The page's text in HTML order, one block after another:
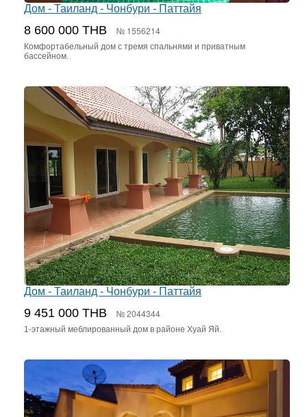
Дом - Таиланд - Чонбури - Паттайя
8 600 000 THB № 1556214
Комфортабельный дом с тремя спальнями и приватным
бассейном.
Дом - Таиланд - Чонбури - Паттайя
9 451 000 THB № 2044344
1-этажный меблированный дом в районе Хуай Яй.